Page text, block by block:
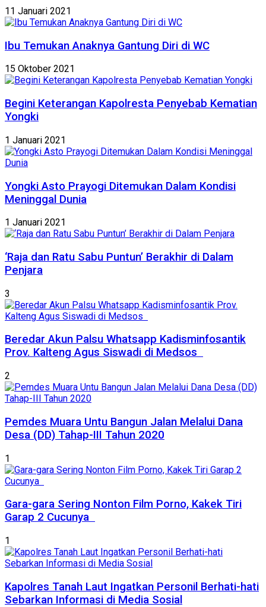
11 Januari 2021
Ibu Temukan Anaknya Gantung Diri di WC
15 Oktober 2021
Begini Keterangan Kapolresta Penyebab Kematian
Yongki
1 Januari 2021
Yongki Asto Prayogi Ditemukan Dalam Kondisi
Meninggal Dunia
1 Januari 2021
‘Raja dan Ratu Sabu Puntun’ Berakhir di Dalam
Penjara
3
Beredar Akun Palsu Whatsapp Kadisminfosantik
Prov. Kalteng Agus Siswadi di Medsos
2
Pemdes Muara Untu Bangun Jalan Melalui Dana
Desa (DD) Tahap-III Tahun 2020
1
Gara-gara Sering Nonton Film Porno, Kakek Tiri
Garap 2 Cucunya
1
Kapolres Tanah Laut Ingatkan Personil Berhati-hati
Sebarkan Informasi di Media Sosial